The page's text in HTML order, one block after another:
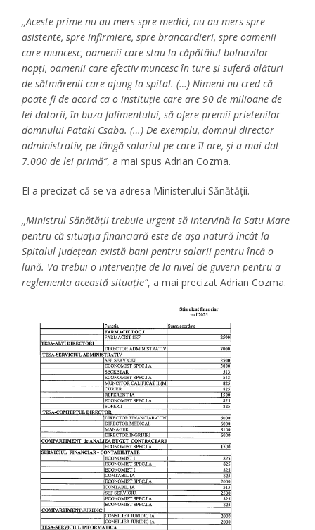
,,Aceste prime nu au mers spre medici, nu au mers spre
asistente, spre infirmiere, spre brancardieri, spre oamenii
care muncesc, oamenii care stau la căpătâiul bolnavilor
nopți, oamenii care efectiv muncesc în ture și suferă alături
de sătmărenii care ajung la spital. (…) Nimeni nu cred că
poate fi de acord ca o instituție care are 90 de milioane de
lei datorii, în buza falimentului, să ofere premii prietenilor
domnului Pataki Csaba. (…) De exemplu, domnul director
administrativ, pe lângă salariul pe care îl are, și-a mai dat
7.000 de lei primă”, a mai spus Adrian Cozma.
El a precizat că se va adresa Ministerului Sănătății.
,,Ministrul Sănătății trebuie urgent să intervină la Satu Mare
pentru că situația financiară este de așa natură încât la
Spitalul Județean există bani pentru salarii pentru încă o
lună. Va trebui o intervenție de la nivel de guvern pentru a
reglementa această situație”, a mai precizat Adrian Cozma.